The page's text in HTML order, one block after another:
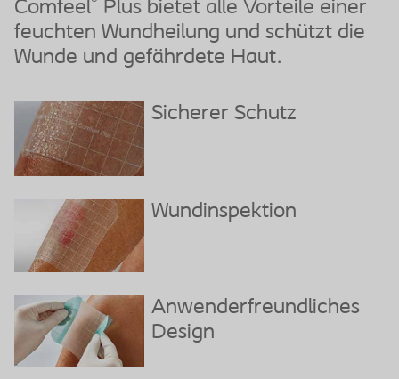
Comfeel
Plus bietet alle Vorteile einer
feuchten Wundheilung und schützt die
Wunde und gefährdete Haut.
Sicherer Schutz
Wundinspektion
Anwenderfreundliches
Design